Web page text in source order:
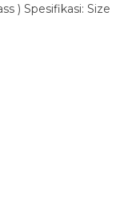
) Spesifikasi: Size